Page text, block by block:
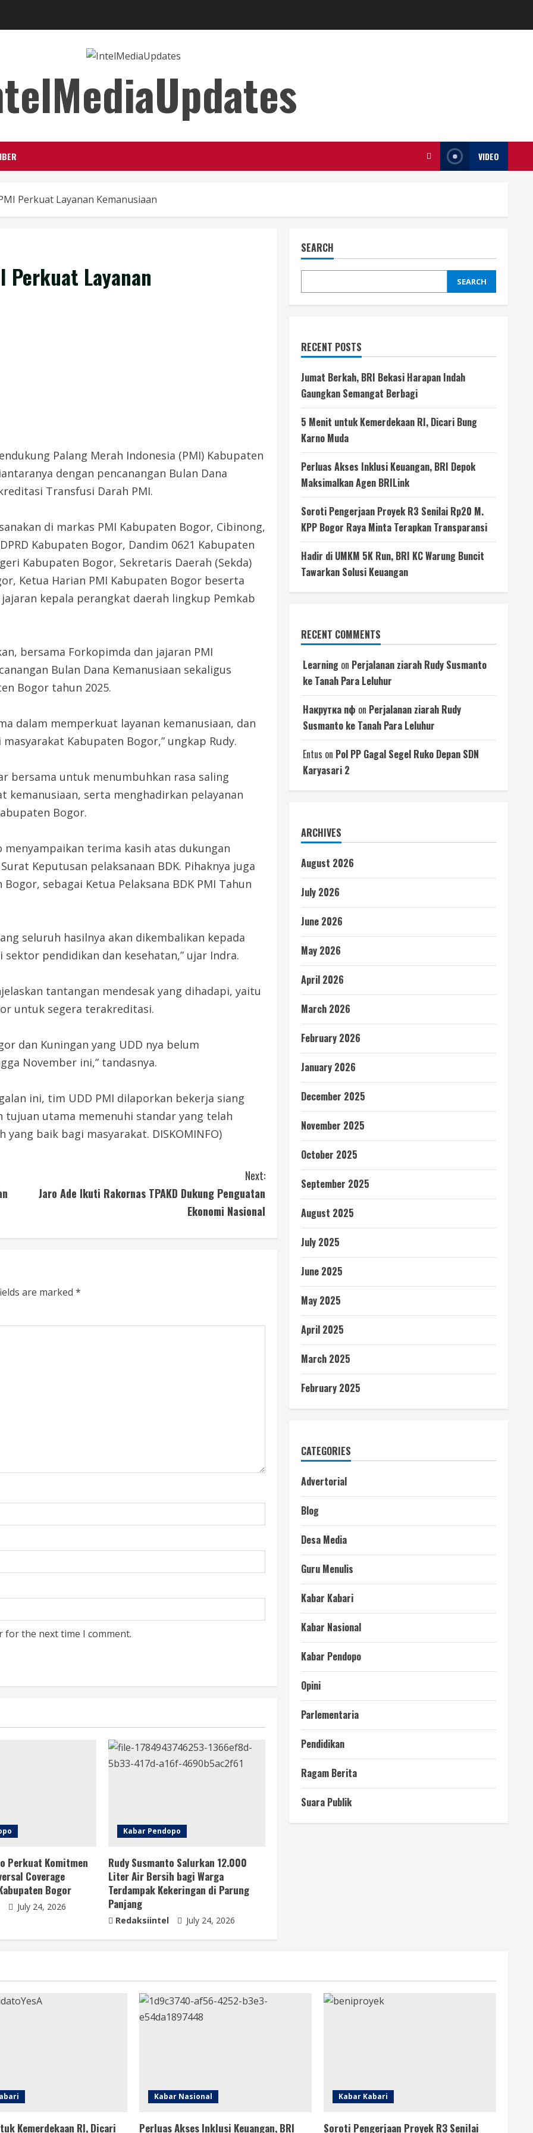
VIDEO
Perkuat Layanan Kemanusiaan
Perkuat Layanan
Palang Merah Indonesia (PMI) Kabupaten
dengan pencanangan Bulan Dana
Transfusi Darah PMI.
di markas PMI Kabupaten Bogor, Cibinong,
Kabupaten Bogor, Dandim 0621 Kabupaten
Kabupaten Bogor, Sekretaris Daerah (Sekda)
Ketua Harian PMI Kabupaten Bogor beserta
kepala perangkat daerah lingkup Pemkab
bersama Forkopimda dan jajaran PMI
Bulan Dana Kemanusiaan sekaligus
Bogor tahun 2025.
dalam memperkuat layanan kemanusiaan, dan
Kabupaten Bogor,” ungkap Rudy.
bersama untuk menumbuhkan rasa saling
serta menghadirkan pelayanan
Bogor.
terima kasih atas dukungan
Keputusan pelaksanaan BDK. Pihaknya juga
sebagai Ketua Pelaksana BDK PMI Tahun
seluruh hasilnya akan dikembalikan kepada
pendidikan dan kesehatan,” ujar Indra.
tantangan mendesak yang dihadapi, yaitu
untuk segera terakreditasi.
dan Kuningan yang UDD nya belum
November ini,” tandasnya.
ini, tim UDD PMI dilaporkan bekerja siang
utama memenuhi standar yang telah
baik bagi masyarakat. DISKOMINFO)
Next:
Jaro Ade Ikuti Rakornas TPAKD Dukung Penguatan
Ekonomi Nasional
are marked *
for the next time I comment.
Perkuat Komitmen
Coverage
Bogor
July 24, 2026
Kabar Pendopo
Rudy Susmanto Salurkan 12.000
Liter Air Bersih bagi Warga
Terdampak Kekeringan di Parung
Panjang
Redaksiintel July 24, 2026
SEARCH
SEARCH
RECENT POSTS
Jumat Berkah, BRI Bekasi Harapan Indah
Gaungkan Semangat Berbagi
5 Menit untuk Kemerdekaan RI, Dicari Bung
Karno Muda
Perluas Akses Inklusi Keuangan, BRI Depok
Maksimalkan Agen BRILink
Soroti Pengerjaan Proyek R3 Senilai Rp20 M.
KPP Bogor Raya Minta Terapkan Transparansi
Hadir di UMKM 5K Run, BRI KC Warung Buncit
Tawarkan Solusi Keuangan
RECENT COMMENTS
Learning on Perjalanan ziarah Rudy Susmanto
ke Tanah Para Leluhur
Накрутка пф on Perjalanan ziarah Rudy
Susmanto ke Tanah Para Leluhur
Entus on Pol PP Gagal Segel Ruko Depan SDN
Karyasari 2
ARCHIVES
August 2026
July 2026
June 2026
May 2026
April 2026
March 2026
February 2026
January 2026
December 2025
November 2025
October 2025
September 2025
August 2025
July 2025
June 2025
May 2025
April 2025
March 2025
February 2025
CATEGORIES
Advertorial
Blog
Desa Media
Guru Menulis
Kabar Kabari
Kabar Nasional
Kabar Pendopo
Opini
Parlementaria
Pendidikan
Ragam Berita
Suara Publik
Kemerdekaan RI, Dicari
Kabar Nasional
Perluas Akses Inklusi Keuangan, BRI
Kabar Kabari
Soroti Pengerjaan Proyek R3 Senilai